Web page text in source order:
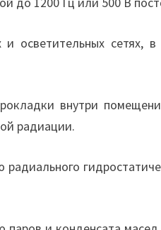
осветительных сетях,
внутри
радиации.